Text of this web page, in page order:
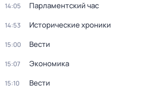
14:05 Парламентский час
14:53 Исторические хроники
15:00 Вести
15:07 Экономика
15:10 Вести